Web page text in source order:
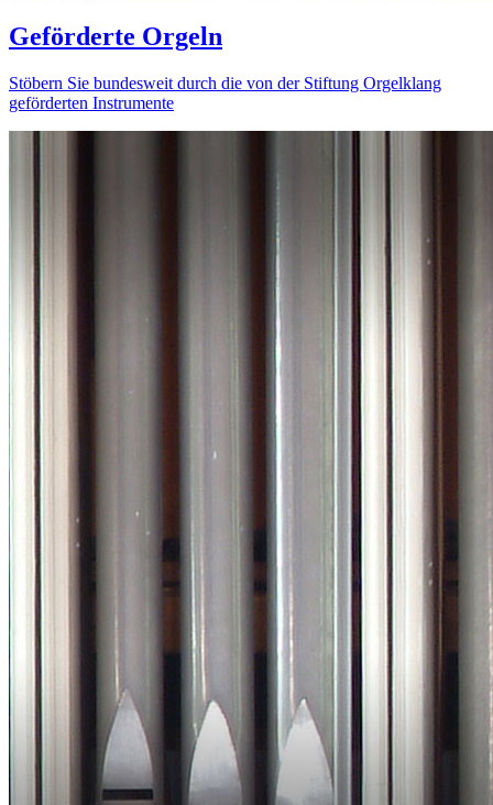
Geförderte Orgeln
Stöbern Sie bundesweit durch die von der Stiftung Orgelklang
geförderten Instrumente